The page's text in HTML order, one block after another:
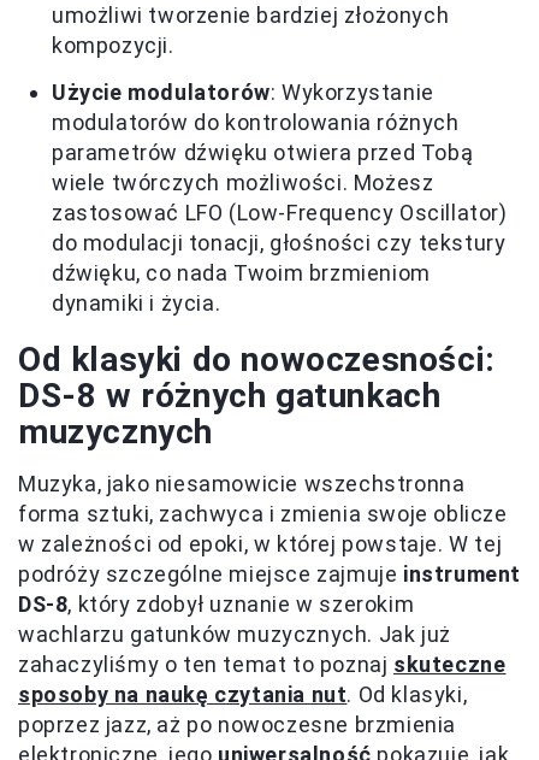
umożliwi tworzenie bardziej złożonych
kompozycji.
Użycie modulatorów: Wykorzystanie
modulatorów do kontrolowania różnych
parametrów dźwięku otwiera przed Tobą
wiele twórczych możliwości. Możesz
zastosować LFO (Low-Frequency Oscillator)
do modulacji tonacji, głośności czy tekstury
dźwięku, co nada Twoim brzmieniom
dynamiki i życia.
Od klasyki do nowoczesności:
DS-8 w różnych gatunkach
muzycznych
Muzyka, jako niesamowicie wszechstronna
forma sztuki, zachwyca i zmienia swoje oblicze
w zależności od epoki, w której powstaje. W tej
podróży szczególne miejsce zajmuje instrument
DS-8, który zdobył uznanie w szerokim
wachlarzu gatunków muzycznych. Jak już
zahaczyliśmy o ten temat to poznaj skuteczne
sposoby na naukę czytania nut. Od klasyki,
poprzez jazz, aż po nowoczesne brzmienia